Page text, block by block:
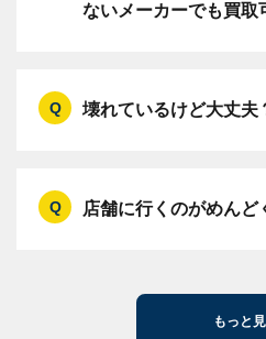
ないメーカーでも買取
壊れているけど大丈夫
店舗に行くのがめんど
もっと